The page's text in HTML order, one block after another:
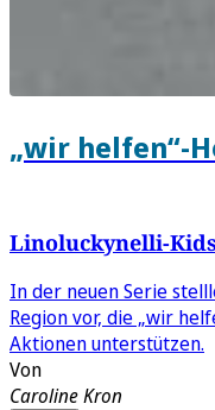
„wir helfen“-
Linoluckynelli-
In der neuen Serie
Region vor, die „wir
Aktionen unterstützen.
Von
Caroline Kron